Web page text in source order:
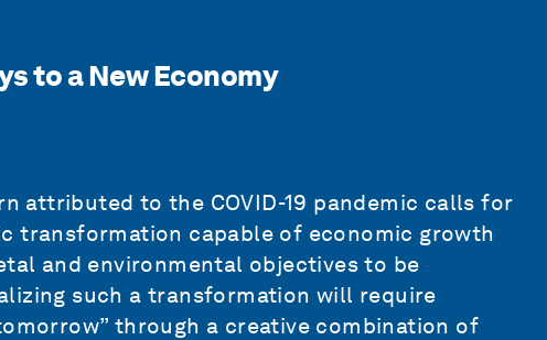
to a New Economy
attributed to the COVID-19 pandemic calls for
transformation capable of economic growth
and environmental objectives to be
such a transformation will require
through a creative combination of